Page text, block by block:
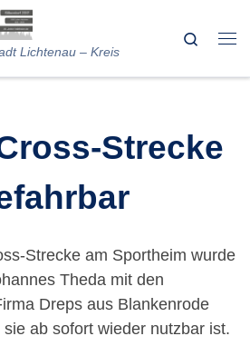
Lichtenau – Kreis
Search
Strecke
Strecke am Sportheim wurde
Theda mit den
Dreps aus Blankenrode
ab sofort wieder nutzbar ist.